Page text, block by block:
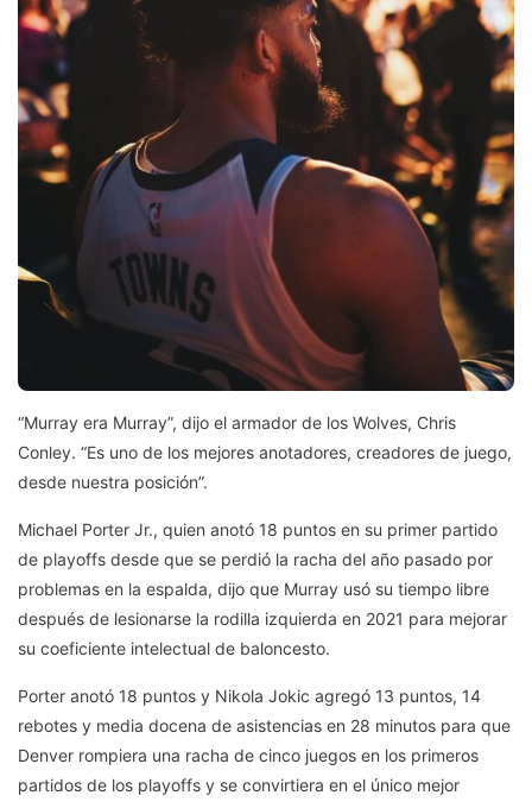
“Murray era Murray”, dijo el armador de los Wolves, Chris
Conley. “Es uno de los mejores anotadores, creadores de juego,
desde nuestra posición”.
Michael Porter Jr., quien anotó 18 puntos en su primer partido
de playoffs desde que se perdió la racha del año pasado por
problemas en la espalda, dijo que Murray usó su tiempo libre
después de lesionarse la rodilla izquierda en 2021 para mejorar
su coeficiente intelectual de baloncesto.
Porter anotó 18 puntos y Nikola Jokic agregó 13 puntos, 14
rebotes y media docena de asistencias en 28 minutos para que
Denver rompiera una racha de cinco juegos en los primeros
partidos de los playoffs y se convirtiera en el único mejor